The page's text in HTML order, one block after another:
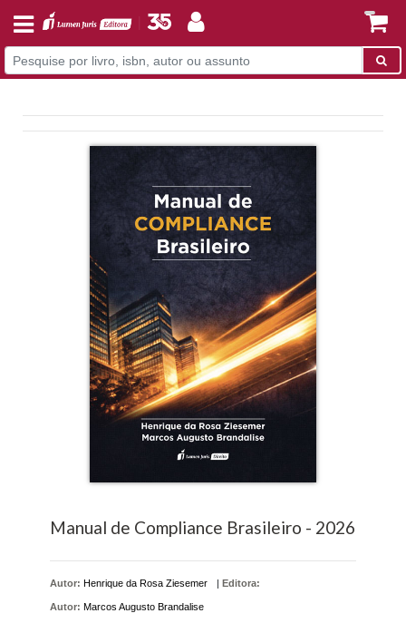
Manual de Compliance Brasileiro - 2026
Autor: Henrique da Rosa Ziesemer
Autor: Marcos Augusto Brandalise
| Editora: